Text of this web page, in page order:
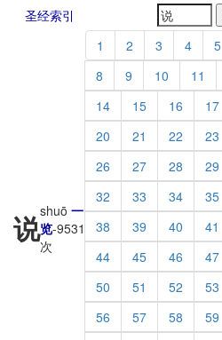
圣经索引
说shuō 一
览-9531
次
1 2 3 4 5
8
9 10 11
14
15 16 17
20
21 22 23
26
27 28 29
32
33 34 35
38
39 40 41
44
45 46 47
50
51 52 53
56
57 58 59